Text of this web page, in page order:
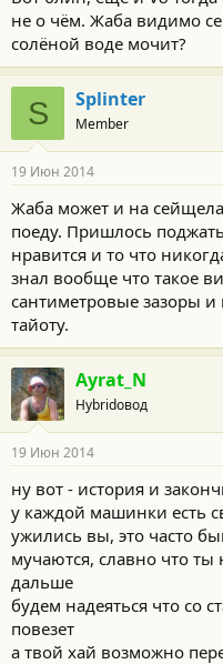
не о чём. Жаба видимо
солёной воде мочит?
S Splinter
Member
19 Июн 2014
Жаба может и на
поеду. Пришлось
нравится и то что
знал вообще что такое
сантиметровые зазоры и
тайоту.
Ayrat_N
Hybridовод
19 Июн 2014
ну вот - история и
у каждой машинки есть
ужились вы, это часто
мучаются, славно что ты
дальше
будем надеяться что со
повезет
а твой хай возможно